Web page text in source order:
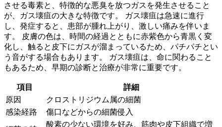
させる毒素と、特徴的な悪臭を放つガスを発生させる こと
が、ガス壊疽の大きな特徴です。 ガス壊疽は急速に進行
し、発症すると、 患部が腫れ上がり、激しい痛みを伴いま
す。 皮膚の色は、時間の経過とともに赤紫色から青黒く変
化し、触ると 皮下にガスが溜まっているため、パチパチとい
う音がする場合 もあります。 ガス壊疽は、命に関わること
もあるため、早期の診断と治療が非常に重要です。
項目
詳細
原因
クロストリジウム属の細菌
感染経路
傷口などからの細菌侵入
酸素の少ない環境を好み、筋肉や皮下組織で増